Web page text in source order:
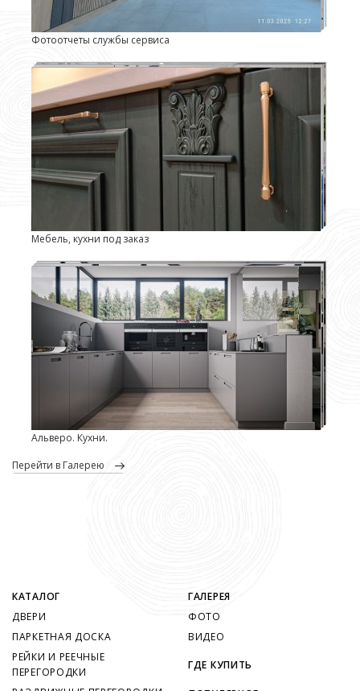
Фотоотчеты службы сервиса
Мебель, кухни под заказ
Альверо. Кухни.
перейти в Галерею
КАТАЛОГ
ДВЕРИ
ПАРКЕТНАЯ ДОСКА
РЕЙКИ И РЕЕЧНЫЕ
ПЕРЕГОРОДКИ
ГАЛЕРЕЯ
ФОТО
ВИДЕО
ГДЕ КУПИТЬ